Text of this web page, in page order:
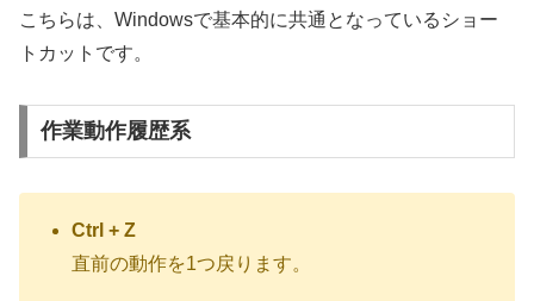
こちらは、Windowsで基本的に共通となっているショー
トカットです。
作業動作履歴系
Ctrl + Z
直前の動作を1つ戻ります。